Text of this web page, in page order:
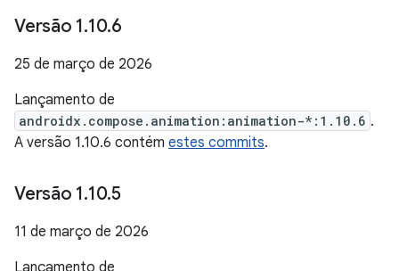
Versão 1.10.6
25 de março de 2026
Lançamento de
androidx.compose.animation:animation-*:1.10.6 .
A versão 1.10.6 contém estes commits.
Versão 1.10.5
11 de março de 2026
Lançamento de